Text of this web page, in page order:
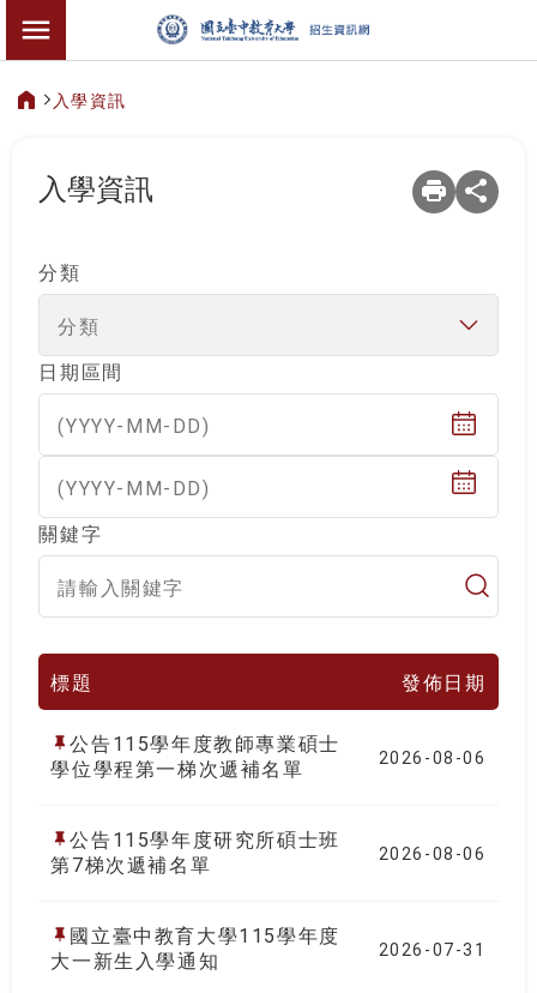
切換選單
入學資訊
入學資訊
分類
分類
日期區間
(YYYY-MM-DD)
(YYYY-MM-DD)
關鍵字
標題 發佈日期
公告115學年度教師專業碩士
學位學程第一梯次遞補名單
2026-08-06
公告115學年度研究所碩士班
第7梯次遞補名單
2026-08-06
國立臺中教育大學115學年度
大一新生入學通知
2026-07-31